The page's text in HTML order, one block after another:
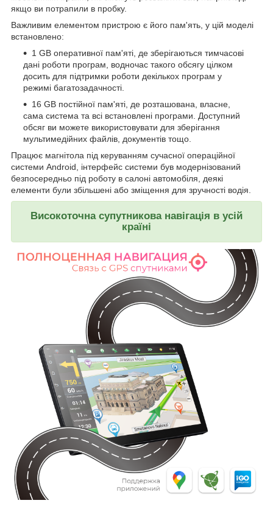
якщо ви потрапили в пробку.
Важливим елементом пристрою є його пам'ять, у цій моделі
встановлено:
1 GB оперативної пам'яті, де зберігаються тимчасові
дані роботи програм, водночас такого обсягу цілком
досить для підтримки роботи декількох програм у
режимі багатозадачності.
16 GB постійної пам'яті, де розташована, власне,
сама система та всі встановлені програми. Доступний
обсяг ви можете використовувати для зберігання
мультимедійних файлів, документів тощо.
Працює магнітола під керуванням сучасної операційної
системи Android, інтерфейс системи був модернізований
безпосередньо під роботу в салоні автомобіля, деякі
елементи були збільшені або зміщення для зручності водія.
Високоточна супутникова навігація в усій
країні